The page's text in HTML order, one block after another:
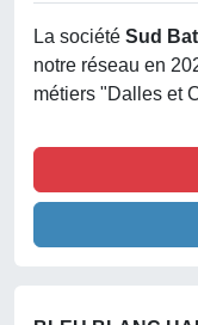
La société Sud
notre réseau en
métiers "Dalles et